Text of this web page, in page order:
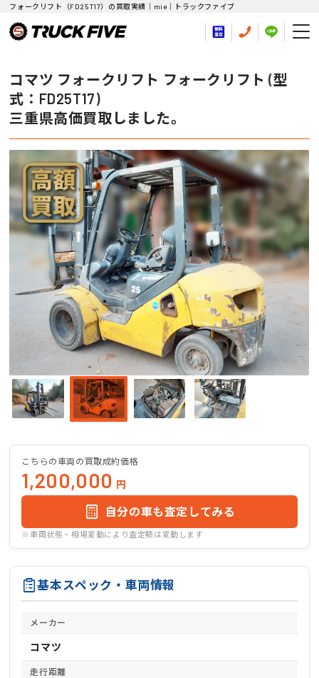
フォークリフト（FD25T17）の買取実績｜mie｜トラックファイブ
コマツ フォークリフト フォークリフト (型
式：FD25T17)
三重県高価買取しました。
こちらの車両の買取成約価格
1,200,000 円
自分の車も査定してみる
※車両状態・相場変動により査定額は変動します
基本スペック・車両情報
メーカー
コマツ
走行距離